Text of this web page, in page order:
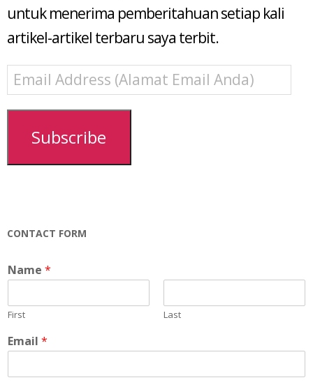
untuk menerima pemberitahuan setiap kali
artikel-artikel terbaru saya terbit.
Email
Address
(Alamat
EmailSubscribe
CONTACT FORM
Name *
First Last
Email *